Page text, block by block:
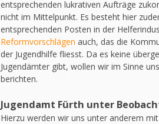
entsprechenden lukrativen Aufträge
nicht im Mittelpunkt. Es besteht hier
entsprechenden Posten in der
Reformvorschlägen auch, das die
der Jugendhilfe fliesst. Da es keine
Jugendämter gibt, wollen wir im Sinne
berichten.
Jugendamt Fürth unter
Hierzu werden wir uns unter anderem